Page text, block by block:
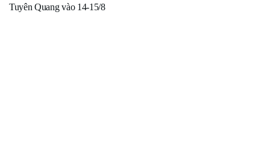
Tuyên Quang vào 14-15/8